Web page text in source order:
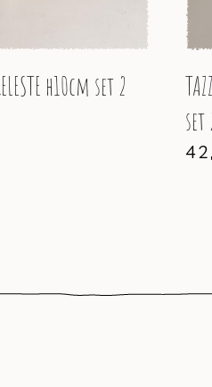
h10cm set 2
set